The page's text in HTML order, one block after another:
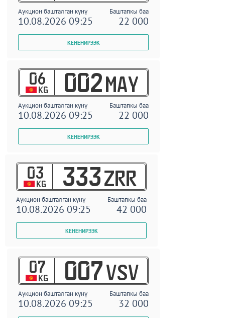
Аукцион башталган күнү Баштапкы баа
10.08.2026 09:25 22 000
06
KG 002 MAY
Аукцион башталган күнү Баштапкы баа
10.08.2026 09:25 22 000
03
KG 333 ZRR
Аукцион башталган күнү Баштапкы баа
10.08.2026 09:25 42 000
07
KG 007 VSV
Аукцион башталган күнү Баштапкы баа
10.08.2026 09:25 32 000